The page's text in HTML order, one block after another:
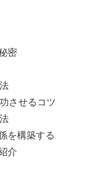
密
させるコツ
を構築する
介